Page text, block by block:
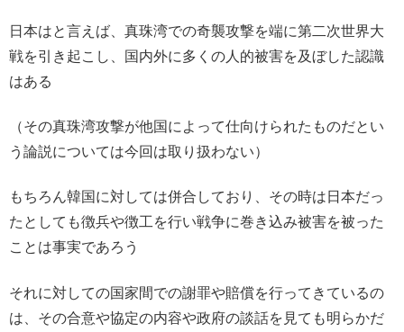
日本はと言えば、真珠湾での奇襲攻撃を端に第二次世界大
戦を引き起こし、国内外に多くの人的被害を及ぼした認識
はある
（その真珠湾攻撃が他国によって仕向けられたものだとい
う論説については今回は取り扱わない）
もちろん韓国に対しては併合しており、その時は日本だっ
たとしても徴兵や徴工を行い戦争に巻き込み被害を被った
ことは事実であろう
それに対しての国家間での謝罪や賠償を行ってきているの
は、その合意や協定の内容や政府の談話を見ても明らかだ